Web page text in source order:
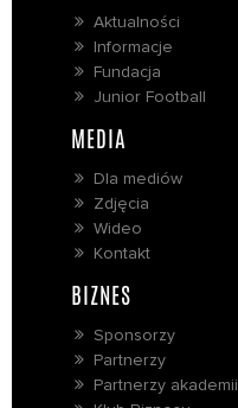
Aktualności
Informacje
Fundacja
Junior Football
MEDIA
Dla mediów
Zdjęcia
Wideo
Kontakt
BIZNES
Sponsorzy
Partnerzy
Partnerzy akademii